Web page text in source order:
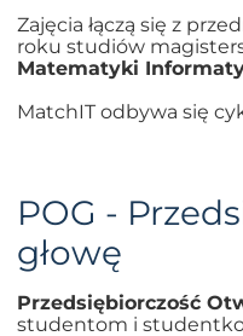
Zajęcia łączą się z
roku studiów
Matematyki
MatchIT odbywa się
POG -
głowę
Przedsiębiorczość
studentom i